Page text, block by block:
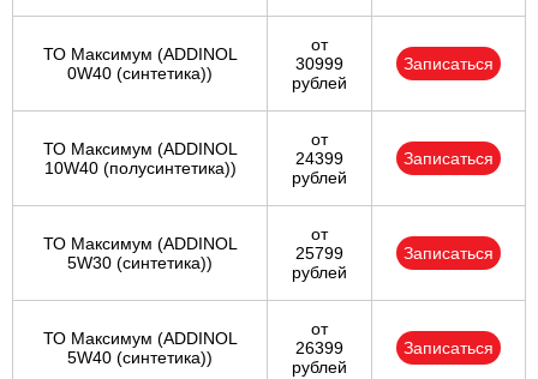
ТО Максимум (ADDINOL
0W40 (синтетика))
от
30999
рублей
Записаться
ТО Максимум (ADDINOL
10W40 (полусинтетика))
от
24399
рублей
Записаться
ТО Максимум (ADDINOL
5W30 (синтетика))
от
25799
рублей
Записаться
ТО Максимум (ADDINOL
5W40 (синтетика))
от
26399
рублей
Записаться